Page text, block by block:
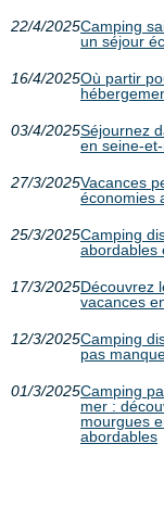
22/4/2025Camping
un séjour
16/4/2025Où partir
03/4/2025Séjournez
en seine-
27/3/2025Vacances
économies
25/3/2025Camping
abordables
17/3/2025Découvrez
vacances
12/3/2025Camping
pas
01/3/2025Camping
mer :
mourgues
abordables